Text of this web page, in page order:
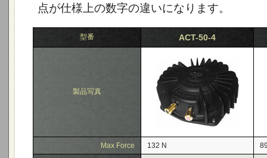
点が仕様上の数字の違いになります。
型番 ACT-50-4
製品写真
Max Force 132 N